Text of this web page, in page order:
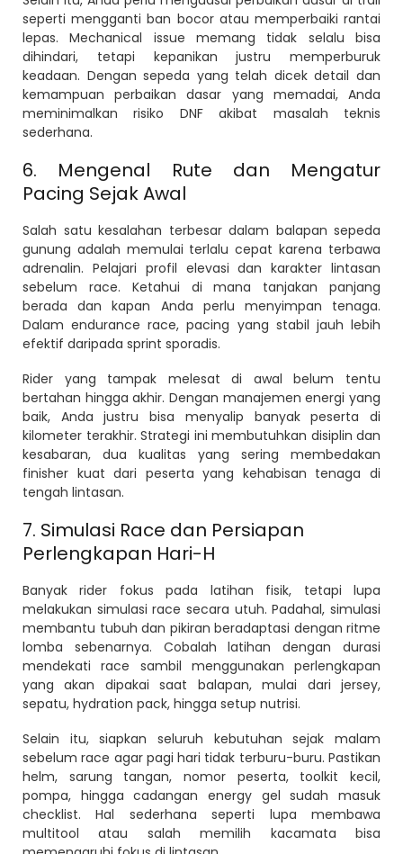
seperti mengganti ban bocor atau memperbaiki rantai
lepas. Mechanical issue memang tidak selalu bisa
dihindari, tetapi kepanikan justru memperburuk
keadaan. Dengan sepeda yang telah dicek detail dan
kemampuan perbaikan dasar yang memadai, Anda
meminimalkan risiko DNF akibat masalah teknis
sederhana.
6. Mengenal Rute dan Mengatur
Pacing Sejak Awal
Salah satu kesalahan terbesar dalam balapan sepeda
gunung adalah memulai terlalu cepat karena terbawa
adrenalin. Pelajari profil elevasi dan karakter lintasan
sebelum race. Ketahui di mana tanjakan panjang
berada dan kapan Anda perlu menyimpan tenaga.
Dalam endurance race, pacing yang stabil jauh lebih
efektif daripada sprint sporadis.
Rider yang tampak melesat di awal belum tentu
bertahan hingga akhir. Dengan manajemen energi yang
baik, Anda justru bisa menyalip banyak peserta di
kilometer terakhir. Strategi ini membutuhkan disiplin dan
kesabaran, dua kualitas yang sering membedakan
finisher kuat dari peserta yang kehabisan tenaga di
tengah lintasan.
7. Simulasi Race dan Persiapan
Perlengkapan Hari-H
Banyak rider fokus pada latihan fisik, tetapi lupa
melakukan simulasi race secara utuh. Padahal, simulasi
membantu tubuh dan pikiran beradaptasi dengan ritme
lomba sebenarnya. Cobalah latihan dengan durasi
mendekati race sambil menggunakan perlengkapan
yang akan dipakai saat balapan, mulai dari jersey,
sepatu, hydration pack, hingga setup nutrisi.
Selain itu, siapkan seluruh kebutuhan sejak malam
sebelum race agar pagi hari tidak terburu-buru. Pastikan
helm, sarung tangan, nomor peserta, toolkit kecil,
pompa, hingga cadangan energy gel sudah masuk
checklist. Hal sederhana seperti lupa membawa
multitool atau salah memilih kacamata bisa